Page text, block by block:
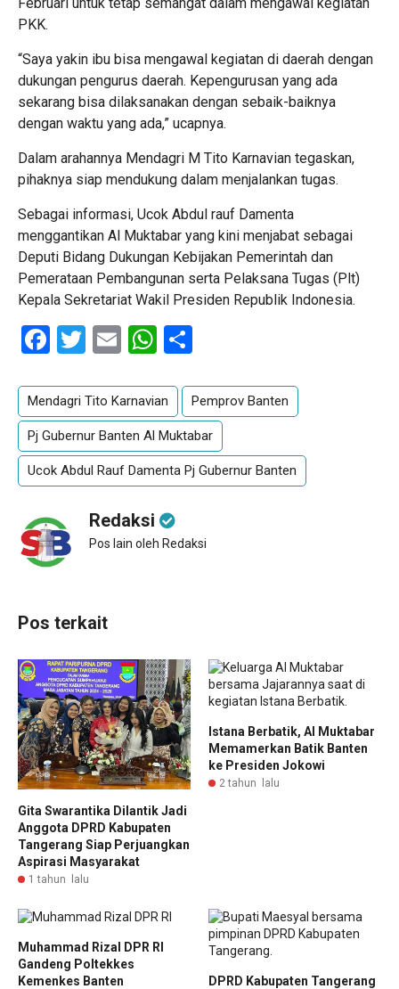
PKK.
“Saya yakin ibu bisa mengawal kegiatan di daerah dengan
dukungan pengurus daerah. Kepengurusan yang ada
sekarang bisa dilaksanakan dengan sebaik-baiknya
dengan waktu yang ada,” ucapnya.
Dalam arahannya Mendagri M Tito Karnavian tegaskan,
pihaknya siap mendukung dalam menjalankan tugas.
Sebagai informasi, Ucok Abdul rauf Damenta
menggantikan Al Muktabar yang kini menjabat sebagai
Deputi Bidang Dukungan Kebijakan Pemerintah dan
Pemerataan Pembangunan serta Pelaksana Tugas (Plt)
Kepala Sekretariat Wakil Presiden Republik Indonesia.
Facebook
Twitter
EmailWhatsApp
Mendagri Tito Karnavian Pemprov Banten
Pj Gubernur Banten Al Muktabar
Ucok Abdul Rauf Damenta Pj Gubernur Banten
Redaksi
Pos lain oleh Redaksi
Pos terkait
Gita Swarantika Dilantik Jadi
Anggota DPRD Kabupaten
Tangerang Siap Perjuangkan
Aspirasi Masyarakat
1 tahun lalu
Istana Berbatik, Al Muktabar
Memamerkan Batik Banten
ke Presiden Jokowi
2 tahun lalu
Muhammad Rizal DPR RI
Gandeng Poltekkes
Kemenkes Banten
DPRD Kabupaten Tangerang